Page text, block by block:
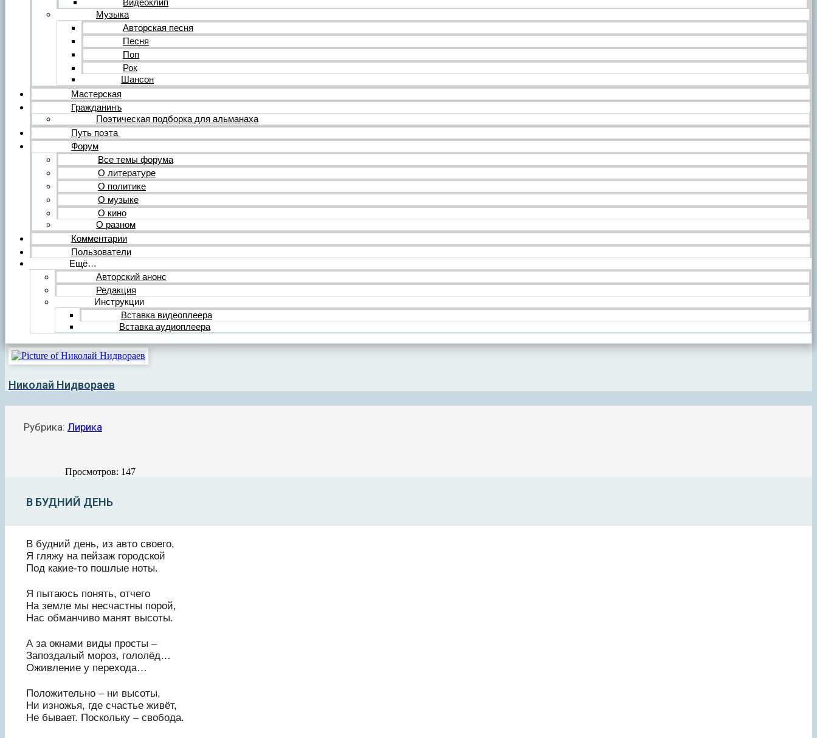
Музыка
Авторская песня
Песня
Поп
Рок
Шансон
Мастерская
Гражданинъ
Поэтическая подборка для альманаха
Путь поэта
Форум
Все темы форума
О литературе
О политике
О музыке
О кино
О разном
Комментарии
Пользователи
Ещё…
Авторский анонс
Редакция
Инструкции
Вставка видеоплеера
Вставка аудиоплеера
Николай Нидвораев
Рубрика: Лирика
Просмотров: 147
В БУДНИЙ ДЕНЬ
В будний день, из авто своего,
Я гляжу на пейзаж городской
Под какие-то пошлые ноты.
Я пытаюсь понять, отчего
На земле мы несчастны порой,
Нас обманчиво манят высоты.
А за окнами виды просты –
Запоздалый мороз, гололёд…
Оживление у перехода…
Положительно – ни высоты,
Ни изножья, где счастье живёт,
Не бывает. Поскольку – свобода.